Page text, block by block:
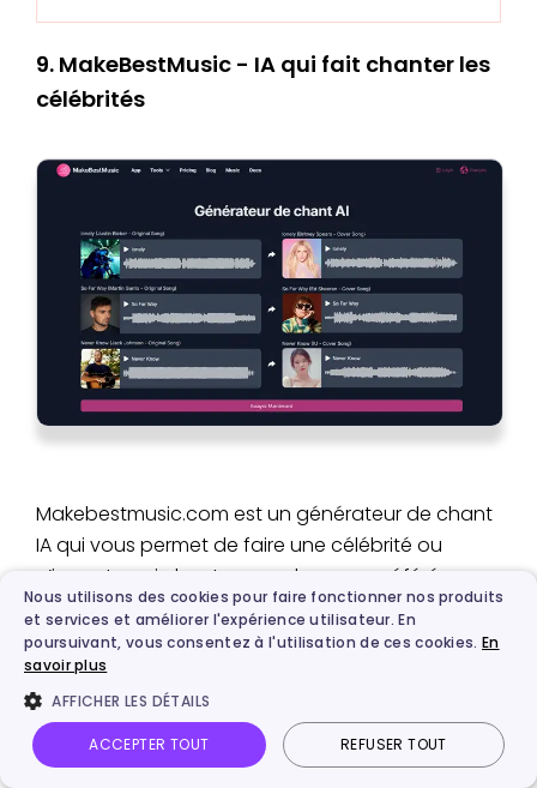
9. MakeBestMusic - IA qui fait chanter les
célébrités
Makebestmusic.com est un générateur de chant
IA qui vous permet de faire une célébrité ou
n’importe qui chanter une chanson préférée,
avec la possibilité de créer des voix chantantes IA
réalistes et personnalisées adaptées à votre style
musical. Cet outil vous permet d’explorer une
large gamme de tonalités vocales, allant des voix
d'artistes célèbres à des voix générées par IA
uniques, pour enrichir vos productions musicales.
Nous utilisons des cookies pour faire fonctionner nos produits
et services et améliorer l'expérience utilisateur. En
poursuivant, vous consentez à l'utilisation de ces cookies. En
savoir plus
AFFICHER LES DÉTAILS
ACCEPTER TOUT REFUSER TOUT